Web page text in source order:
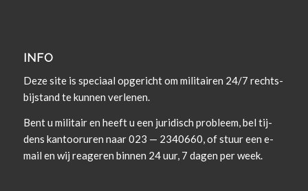
INFO
Deze site is spe­ci­aal opgericht om militairen 24/7 rechts­
bi­j­s­tand te kun­nen verlenen.
Bent u militair en heeft u een juridisch prob­leem, bel tij­
dens kan­tooruren naar 023 — 2340660, of stuur een e-
mail en wij rea­geren bin­nen 24 uur, 7 dagen per week.